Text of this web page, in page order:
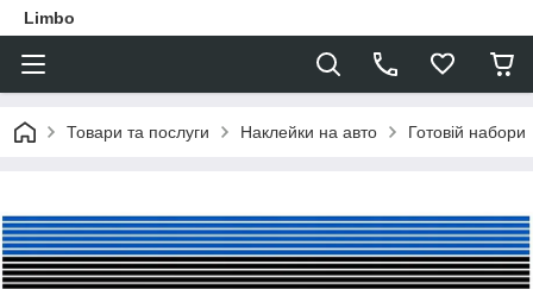
Limbo
Товари та послуги Наклейки на авто Готовій набори